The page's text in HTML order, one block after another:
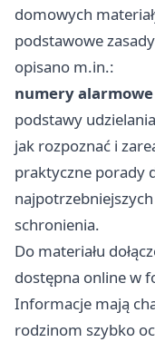
domowych
podstawowe
opisano m.in.:
numery alarmowe
podstawy udzielania
jak rozpoznać i
praktyczne porady
schronienia.
Do materiału
dostępna online w
Informacje mają
rodzinom szybko